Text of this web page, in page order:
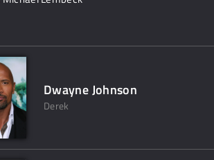
Dwayne Johnson
Derek